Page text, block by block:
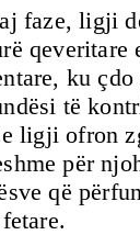
faze, ligji
qeveritare
ku
të
ligji ofron
për
që